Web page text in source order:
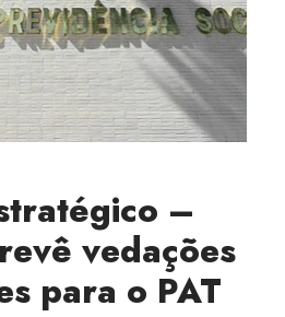
–
vedações
para o PAT